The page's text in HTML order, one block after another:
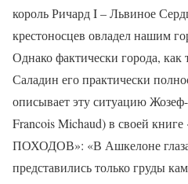
король Ричард I – Львиное
крестоносцев овладел нашим
Однако фактически города, как
Саладин его практически
описывает эту ситуацию
Francois Michaud) в своей
ПОХОДОВ»: «В Ашкелоне
представились только груды